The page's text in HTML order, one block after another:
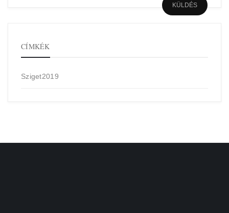
CÍMKÉK
Sziget2019